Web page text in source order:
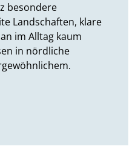
besondere
Landschaften, klare
im Alltag kaum
in nördliche